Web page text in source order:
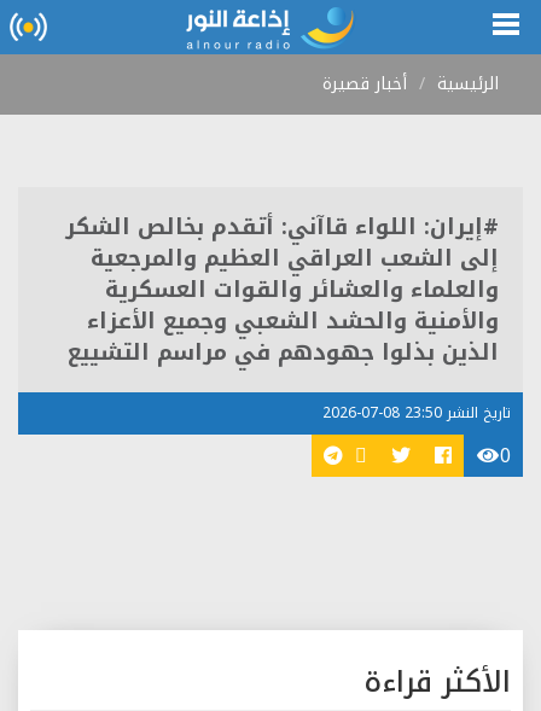
الرئيسية أخبار قصيرة
#إيران: اللواء قاآني: أتقدم بخالص الشكر
إلى الشعب العراقي العظيم والمرجعية
والعلماء والعشائر والقوات العسكرية
والأمنية والحشد الشعبي وجميع الأعزاء
الذين بذلوا جهودهم في مراسم التشييع
تاريخ النشر 23:50 08-07-2026
0
الأكثر قراءة